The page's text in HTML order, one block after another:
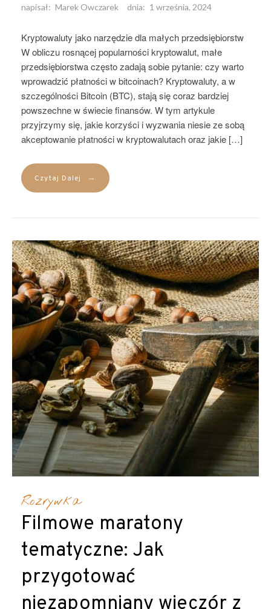
napisał: Marek Owczarek dnia: 1 września, 2024
Kryptowaluty jako narzędzie dla małych przedsiębiorstw
W obliczu rosnącej popularności kryptowalut, małe
przedsiębiorstwa często zadają sobie pytanie: czy warto
wprowadzić płatności w bitcoinach? Kryptowaluty, a w
szczególności Bitcoin (BTC), stają się coraz bardziej
powszechne w świecie finansów. W tym artykule
przyjrzymy się, jakie korzyści i wyzwania niesie ze sobą
akceptowanie płatności w kryptowalutach oraz jakie […]
Czytaj Dalej →
Rozrywka
Filmowe maratony
tematyczne: Jak
przygotować